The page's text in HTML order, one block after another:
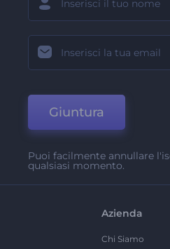
Giuntura
Puoi facilmente annullare
qualsiasi momento.
Azienda
Chi Siamo